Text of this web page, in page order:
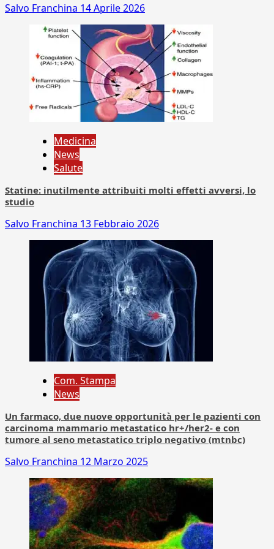
Salvo Franchina 14 Aprile 2026
Medicina
News
Salute
Statine: inutilmente attribuiti molti effetti avversi, lo
studio
Salvo Franchina 13 Febbraio 2026
Com. Stampa
News
Un farmaco, due nuove opportunità per le pazienti con
carcinoma mammario metastatico hr+/her2- e con
tumore al seno metastatico triplo negativo (mtnbc)
Salvo Franchina 12 Marzo 2025